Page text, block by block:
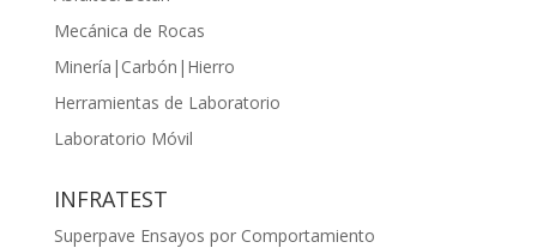
Mecánica de Rocas
Minería|Carbón|Hierro
Herramientas de Laboratorio
Laboratorio Móvil
INFRATEST
Superpave Ensayos por Comportamiento